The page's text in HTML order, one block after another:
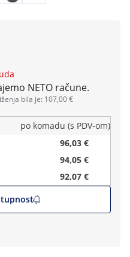
NETO račune.
bila je: 107,00 €
po komadu (s PDV-om)
96,03 €
94,05 €
92,07 €